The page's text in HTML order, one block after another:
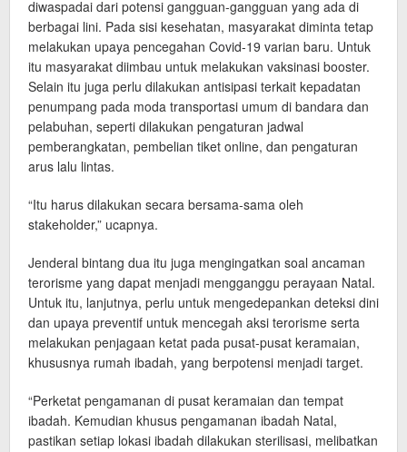
diwaspadai dari potensi gangguan-gangguan yang ada di
berbagai lini. Pada sisi kesehatan, masyarakat diminta tetap
melakukan upaya pencegahan Covid-19 varian baru. Untuk
itu masyarakat diimbau untuk melakukan vaksinasi booster.
Selain itu juga perlu dilakukan antisipasi terkait kepadatan
penumpang pada moda transportasi umum di bandara dan
pelabuhan, seperti dilakukan pengaturan jadwal
pemberangkatan, pembelian tiket online, dan pengaturan
arus lalu lintas.
“Itu harus dilakukan secara bersama-sama oleh
stakeholder,” ucapnya.
Jenderal bintang dua itu juga mengingatkan soal ancaman
terorisme yang dapat menjadi mengganggu perayaan Natal.
Untuk itu, lanjutnya, perlu untuk mengedepankan deteksi dini
dan upaya preventif untuk mencegah aksi terorisme serta
melakukan penjagaan ketat pada pusat-pusat keramaian,
khususnya rumah ibadah, yang berpotensi menjadi target.
“Perketat pengamanan di pusat keramaian dan tempat
ibadah. Kemudian khusus pengamanan ibadah Natal,
pastikan setiap lokasi ibadah dilakukan sterilisasi, melibatkan